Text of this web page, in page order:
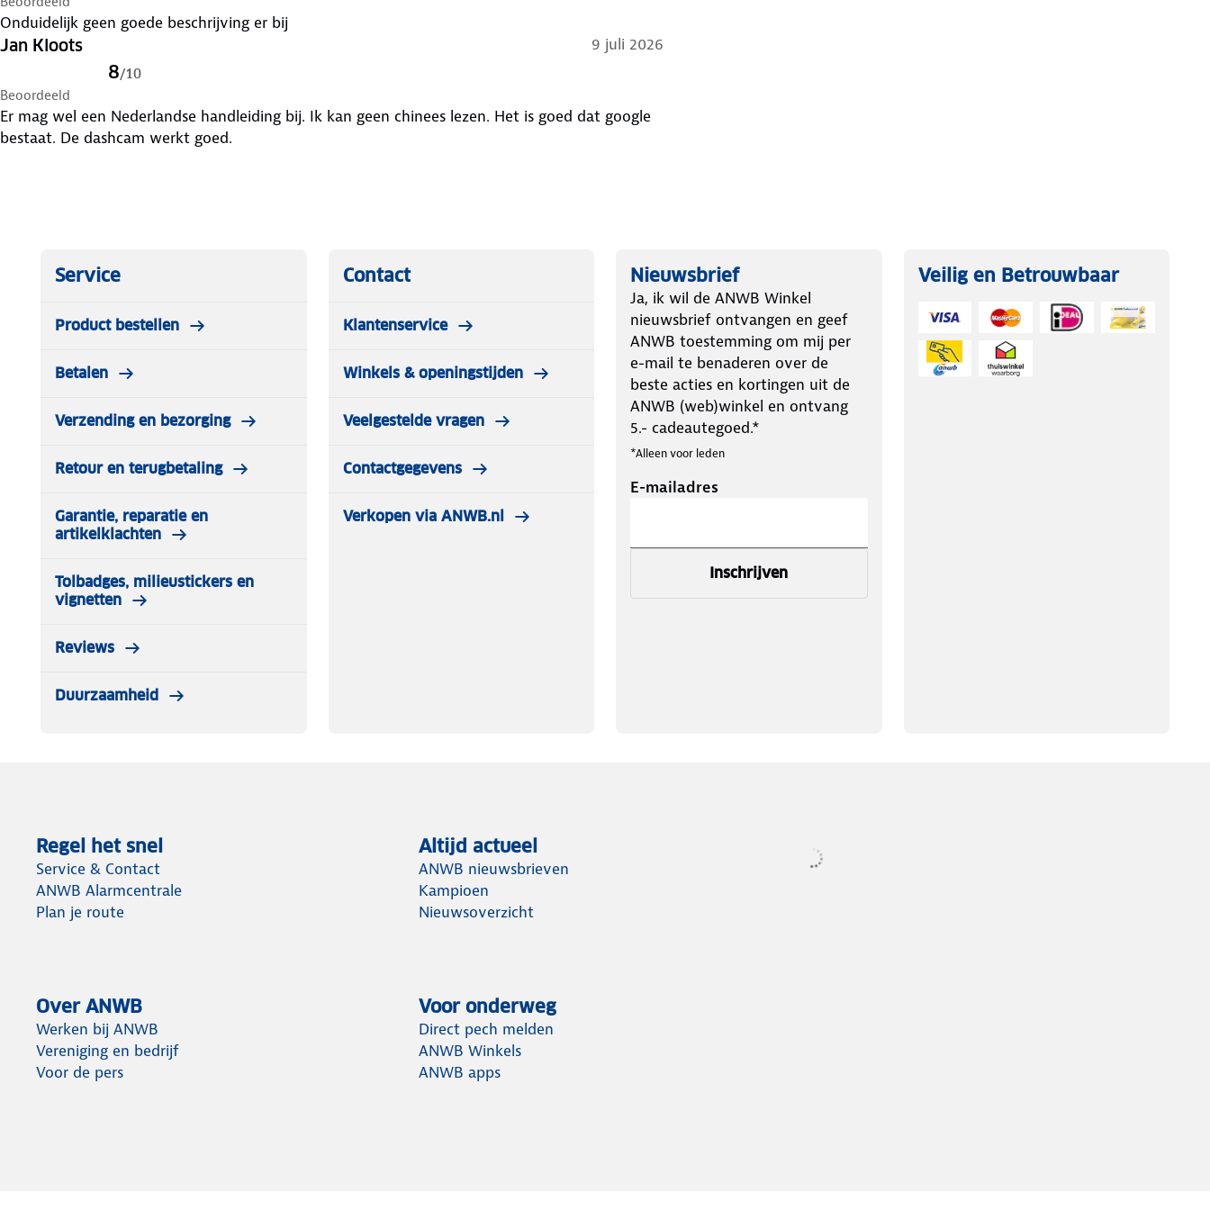
Onduidelijk geen goede beschrijving er bij
Jan Kloots 9 juli 2026
8/10
Beoordeeld
Er mag wel een Nederlandse handleiding bij. Ik kan geen chinees lezen. Het is goed dat google
bestaat. De dashcam werkt goed.
Service
Product bestellen
Betalen
Verzending en bezorging
Retour en terugbetaling
Garantie, reparatie en
artikelklachten
Tolbadges, milieustickers en
vignetten
Reviews
Duurzaamheid
Contact
Klantenservice
Winkels & openingstijden
Veelgestelde vragen
Contactgegevens
Verkopen via ANWB.nl
Nieuwsbrief
Ja, ik wil de ANWB Winkel
nieuwsbrief ontvangen en geef
ANWB toestemming om mij per
e-mail te benaderen over de
beste acties en kortingen uit de
ANWB (web)winkel en ontvang
5.- cadeautegoed.*
*Alleen voor leden
E-mailadres
Inschrijven
Veilig en Betrouwbaar
Regel het snel
Service & Contact
ANWB Alarmcentrale
Plan je route
Altijd actueel
ANWB nieuwsbrieven
Kampioen
Nieuwsoverzicht
Over ANWB
Werken bij ANWB
Vereniging en bedrijf
Voor de pers
Voor onderweg
Direct pech melden
ANWB Winkels
ANWB apps